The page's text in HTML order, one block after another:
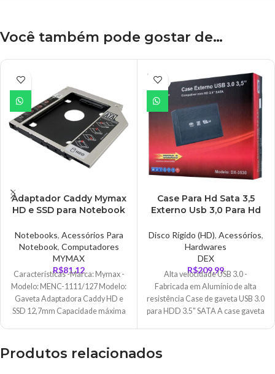
Você também pode gostar de…
Adaptador Caddy Mymax
HD e SSD para Notebook
1111/127
Notebooks, Acessórios Para
Notebook, Computadores
MYMAX
R$81,12
Características -Marca: Mymax -
Modelo: MENC-1111/127 Modelo:
Gaveta Adaptadora Caddy HD e
SSD 12,7mm Capacidade máxima
ESGO
TADO
Case Para Hd Sata 3,5
Externo Usb 3,0 Para Hd
Disco Rígido (HD), Acessórios,
Hardwares
DEX
R$209,99
Alta velocidade USB 3.0 -
Fabricada em Alumínio de alta
resistência Case de gaveta USB 3.0
para HDD 3.5" SATA A case gaveta
performance e velocidade de
Produtos relacionados